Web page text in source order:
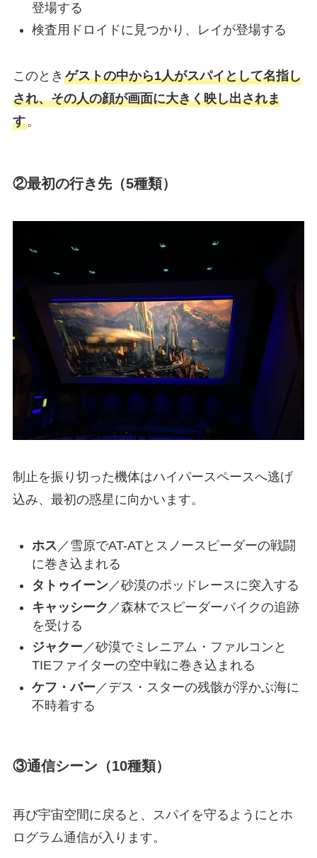
登場する
検査用ドロイドに見つかり、レイが登場する
このとき ゲストの中から1人がスパイとして名指し
され、その人の顔が画面に大きく映し出されま
す。
②最初の行き先（5種類）
制止を振り切った機体はハイパースペースへ逃げ
込み、最初の惑星に向かいます。
ホス ／雪原でAT-ATとスノースピーダーの戦闘
に巻き込まれる
タトゥイーン／砂漠のポッドレースに突入する
キャッシーク ／森林でスピーダーバイクの追跡
を受ける
ジャクー ／砂漠でミレニアム・ファルコンと
TIEファイターの空中戦に巻き込まれる
ケフ・バー ／デス・スターの残骸が浮かぶ海に
不時着する
③通信シーン（10種類）
再び宇宙空間に戻ると、スパイを守るようにとホ
ログラム通信が入ります。